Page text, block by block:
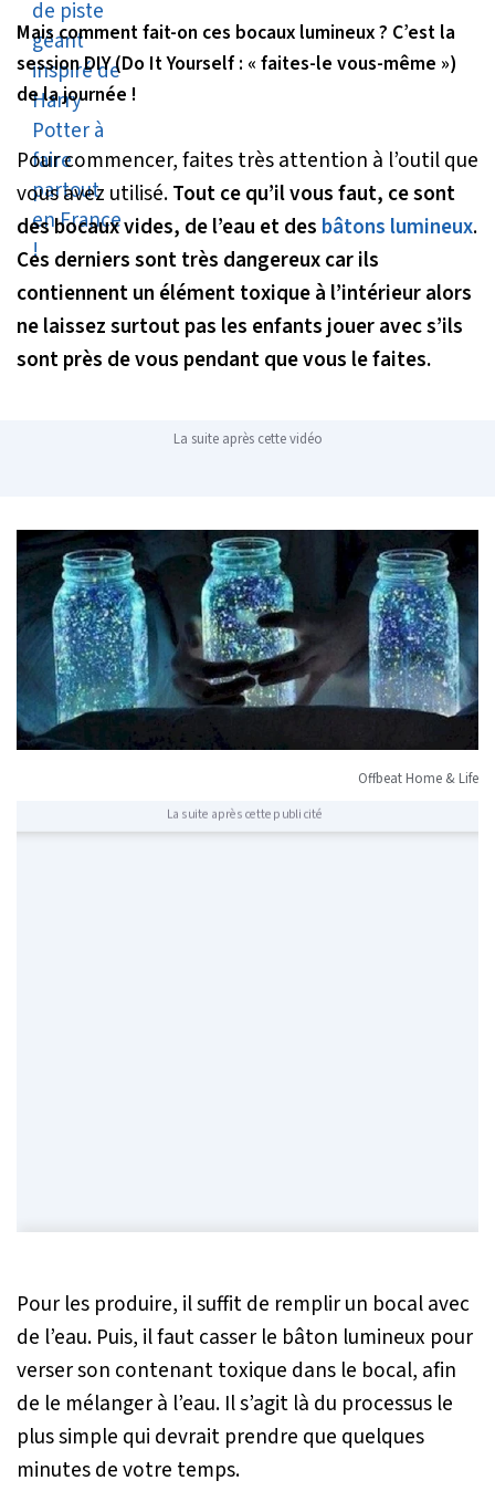
Mais comment fait-on ces bocaux lumineux ? C’est la
session DIY (Do It Yourself : « faites-le vous-même »)
de la journée !
Pour commencer, faites très attention à l’outil que
vous avez utilisé.Tout ce qu’il vous faut, ce sont
des bocaux vides, de l’eau et des bâtons lumineux.
Ces derniers sont très dangereux car ils
contiennent un élément toxique à l’intérieur alors
ne laissez surtout pas les enfants jouer avec s’ils
sont près de vous pendant que vous le faites.
La suite après cette vidéo
Offbeat Home & Life
La suite après cette publicité
Pour les produire, il suffit de remplir un bocal avec
de l’eau. Puis, il faut casser le bâton lumineux pour
verser son contenant toxique dans le bocal, afin
de le mélanger à l’eau. Il s’agit là du processus le
plus simple qui devrait prendre que quelques
minutes de votre temps.